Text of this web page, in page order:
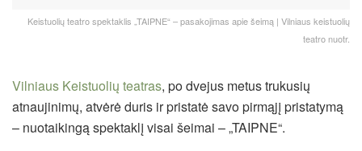
Keistuolių teatro spektaklis „TAIPNE“ – pasakojimas apie šeimą | Vilniaus keistuolių
teatro nuotr.
Vilniaus Keistuolių teatras, po dvejus metus trukusių
atnaujinimų, atvėrė duris ir pristatė savo pirmąjį pristatymą
– nuotaikingą spektaklį visai šeimai – „TAIPNE“.